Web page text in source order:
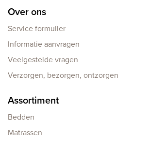
Over ons
Service formulier
Informatie aanvragen
Veelgestelde vragen
Verzorgen, bezorgen, ontzorgen
Assortiment
Bedden
Matrassen